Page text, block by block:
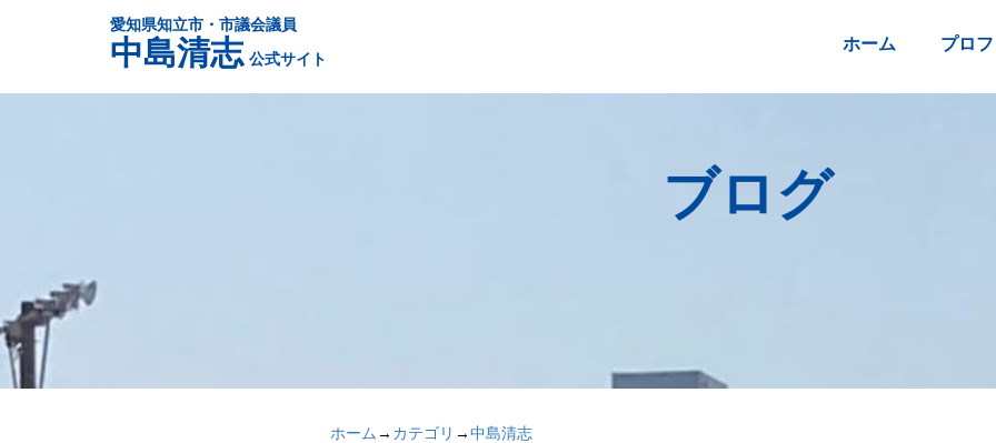
愛知県知立市・市議会議員
中島清志 公式サイト
ホーム プロ
ブログ
ホーム → カテゴリ →中島清志